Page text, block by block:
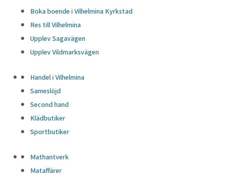
Boka boende i Vilhelmina Kyrkstad
Res till Vilhelmina
Upplev Sagavägen
Upplev Vildmarksvägen
Handel i Vilhelmina
Sameslöjd
Second hand
Klädbutiker
Sportbutiker
Mathantverk
Mataffärer